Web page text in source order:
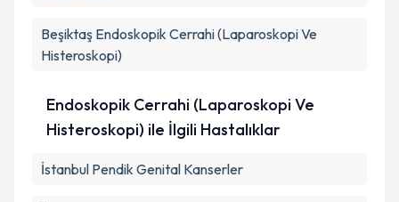
Beşiktaş Endoskopik Cerrahi (Laparoskopi Ve
Histeroskopi)
Endoskopik Cerrahi (Laparoskopi Ve
Histeroskopi) ile İlgili Hastalıklar
İstanbul Pendik Genital Kanserler